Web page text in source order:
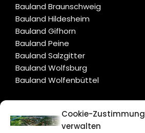
Cookie-Zustimmung
verwalten
Bauland Braunschweig
Bauland Hildesheim
Bauland Gifhorn
Bauland Peine
Bauland Salzgitter
Bauland Wolfsburg
Bauland Wolfenbüttel
CITYLIFE!